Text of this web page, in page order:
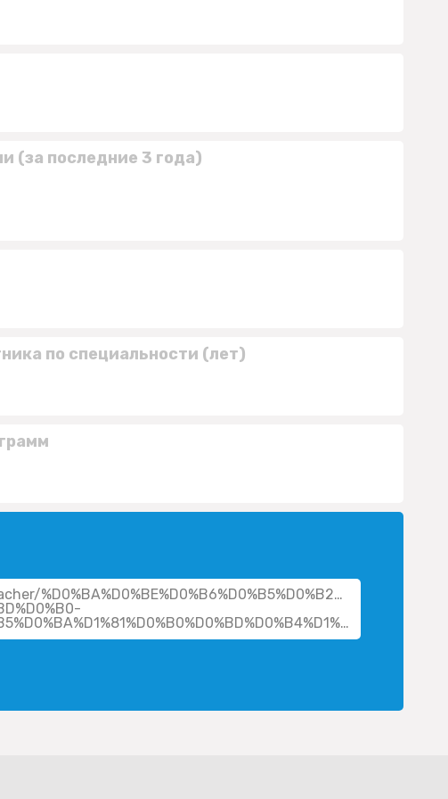
(за последние 3 года)
по специальности (лет)
%D0%B0%D0%BB%D0%B5%D0%BA%D1%81%D0%B0%D0%BD%D0%B4%D1%80%D0%BE%D0%B2%D0%BD%D0%B0/